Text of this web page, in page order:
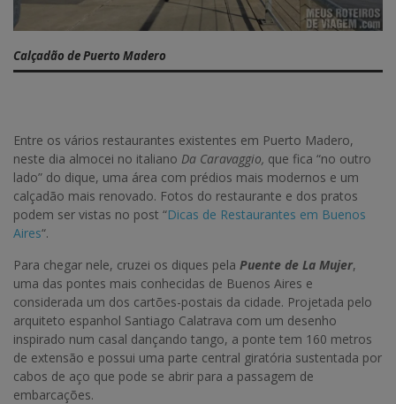
Calçadão de Puerto Madero
Entre os vários restaurantes existentes em Puerto Madero,
neste dia almocei no italiano Da Caravaggio, que fica “no outro
lado” do dique, uma área com prédios mais modernos e um
calçadão mais renovado. Fotos do restaurante e dos pratos
podem ser vistas no post “Dicas de Restaurantes em Buenos
Aires“.
Para chegar nele, cruzei os diques pela Puente de La Mujer,
uma das pontes mais conhecidas de Buenos Aires e
considerada um dos cartões-postais da cidade. Projetada pelo
arquiteto espanhol Santiago Calatrava com um desenho
inspirado num casal dançando tango, a ponte tem 160 metros
de extensão e possui uma parte central giratória sustentada por
cabos de aço que pode se abrir para a passagem de
embarcações.